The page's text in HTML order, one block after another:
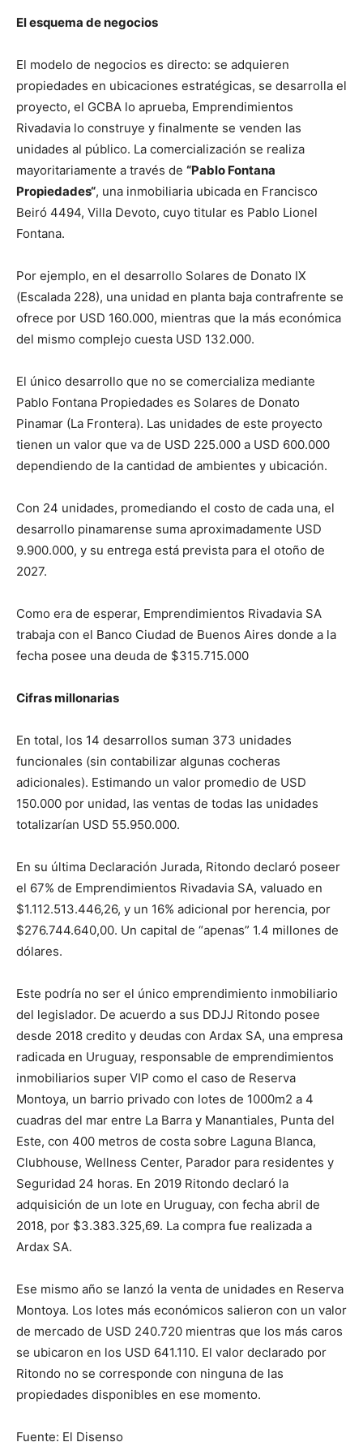
El esquema de negocios
El modelo de negocios es directo: se adquieren
propiedades en ubicaciones estratégicas, se desarrolla el
proyecto, el GCBA lo aprueba, Emprendimientos
Rivadavia lo construye y finalmente se venden las
unidades al público. La comercialización se realiza
mayoritariamente a través de “Pablo Fontana
Propiedades“, una inmobiliaria ubicada en Francisco
Beiró 4494, Villa Devoto, cuyo titular es Pablo Lionel
Fontana.
Por ejemplo, en el desarrollo Solares de Donato IX
(Escalada 228), una unidad en planta baja contrafrente se
ofrece por USD 160.000, mientras que la más económica
del mismo complejo cuesta USD 132.000.
El único desarrollo que no se comercializa mediante
Pablo Fontana Propiedades es Solares de Donato
Pinamar (La Frontera). Las unidades de este proyecto
tienen un valor que va de USD 225.000 a USD 600.000
dependiendo de la cantidad de ambientes y ubicación.
Con 24 unidades, promediando el costo de cada una, el
desarrollo pinamarense suma aproximadamente USD
9.900.000, y su entrega está prevista para el otoño de
2027.
Como era de esperar, Emprendimientos Rivadavia SA
trabaja con el Banco Ciudad de Buenos Aires donde a la
fecha posee una deuda de $315.715.000
Cifras millonarias
En total, los 14 desarrollos suman 373 unidades
funcionales (sin contabilizar algunas cocheras
adicionales). Estimando un valor promedio de USD
150.000 por unidad, las ventas de todas las unidades
totalizarían USD 55.950.000.
En su última Declaración Jurada, Ritondo declaró poseer
el 67% de Emprendimientos Rivadavia SA, valuado en
$1.112.513.446,26, y un 16% adicional por herencia, por
$276.744.640,00. Un capital de “apenas” 1.4 millones de
dólares.
Este podría no ser el único emprendimiento inmobiliario
del legislador. De acuerdo a sus DDJJ Ritondo posee
desde 2018 credito y deudas con Ardax SA, una empresa
radicada en Uruguay, responsable de emprendimientos
inmobiliarios super VIP como el caso de Reserva
Montoya, un barrio privado con lotes de 1000m2 a 4
cuadras del mar entre La Barra y Manantiales, Punta del
Este, con 400 metros de costa sobre Laguna Blanca,
Clubhouse, Wellness Center, Parador para residentes y
Seguridad 24 horas. En 2019 Ritondo declaró la
adquisición de un lote en Uruguay, con fecha abril de
2018, por $3.383.325,69. La compra fue realizada a
Ardax SA.
Ese mismo año se lanzó la venta de unidades en Reserva
Montoya. Los lotes más económicos salieron con un valor
de mercado de USD 240.720 mientras que los más caros
se ubicaron en los USD 641.110. El valor declarado por
Ritondo no se corresponde con ninguna de las
propiedades disponibles en ese momento.
Fuente: El Disenso